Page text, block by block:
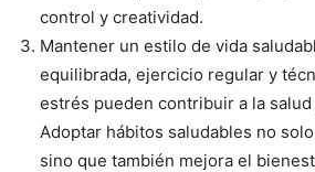
control y creatividad.
Mantener un estilo de vida
equilibrada, ejercicio regular y
estrés pueden contribuir a la
Adoptar hábitos saludables no
sino que también mejora el